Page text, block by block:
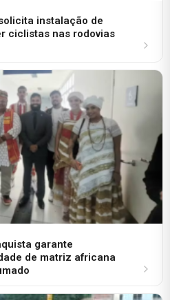
instalação de
ciclistas nas rodovias
garante
de matriz africana